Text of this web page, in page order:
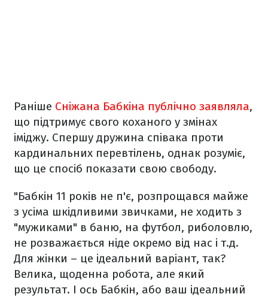
Раніше Сніжана Бабкіна публічно заявляла,
що підтримує свого коханого у змінах
іміджу. Спершу дружина співака проти
кардинальних перевтілень, однак розуміє,
що це спосіб показати свою свободу.
"Бабкін 11 років не п'є, розпрощався майже
з усіма шкідливими звичками, не ходить з
"мужиками" в баню, на футбол, риболовлю,
не розважається ніде окремо від нас і т.д.
Для жінки – це ідеальний варіант, так?
Велика, щоденна робота, але який
результат. І ось Бабкін, або ваш ідеальний